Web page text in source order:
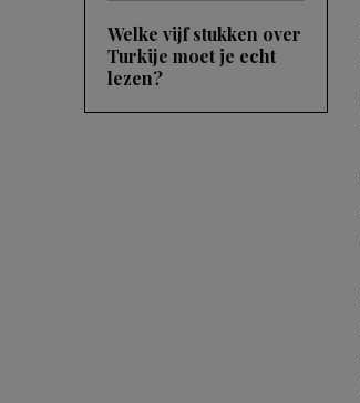
Welke vijf stukken over
Turkije moet je echt
lezen?